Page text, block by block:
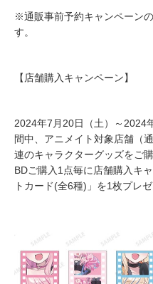
※通販事前予約キャンペーン
す。
【店舗購入キャンペーン】
2024年7月20日（土）～2024
間中、アニメイト対象店舗（
連のキャラクターグッズをご
BDご購入1点毎に店舗購入キ
トカード(全6種)」を1枚プレゼ